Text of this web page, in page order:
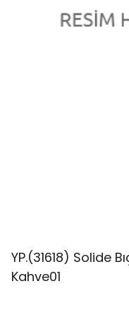
YP.(31618) Solide
Kahve01